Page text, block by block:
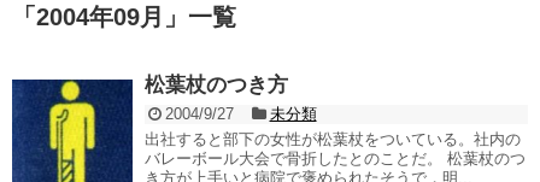
「 2004年09月 」 一覧
松葉杖のつき方
2004/9/27
未分類
出社すると部下の女性が松葉杖をついている。社内の
バレーボール大会で骨折したとのことだ。 松葉杖のつ
き方が上手いと病院で褒められたそうで，明...